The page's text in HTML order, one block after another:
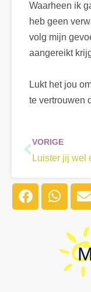
Waarheen ik
heb geen
volg mijn
aangereikt
Lukt het jou
te vertrouwen
VORIGE
Luister jij wel